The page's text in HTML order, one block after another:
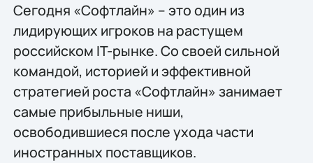
Сегодня «Софтлайн» – это один из
лидирующих игроков на растущем
российском IT-рынке. Со своей сильной
командой, историей и эффективной
стратегией роста «Софтлайн» занимает
самые прибыльные ниши,
освободившиеся после ухода части
иностранных поставщиков.